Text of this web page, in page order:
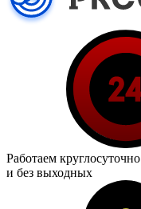
Работаем круглосуточно
и без выходных